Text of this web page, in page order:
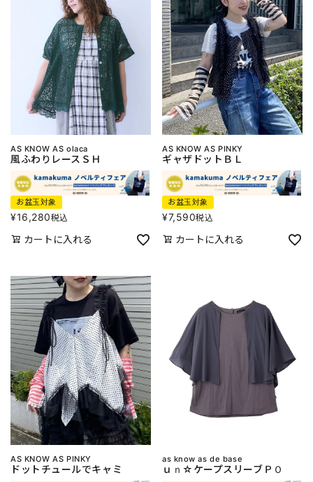
AS KNOW AS olaca
風ふわりレースＳＨ
お盆玉対象
¥16,280税込
カートに入れる
AS KNOW AS PINKY
ギャザドットＢＬ
お盆玉対象
¥7,590税込
カートに入れる
AS KNOW AS PINKY
ドットチュールでキャミ
as know as de base
ｕｎ☆ケープスリーブＰＯ